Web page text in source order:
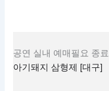
공연 실내 예매필요 종료
아기돼지 삼형제 [대구]